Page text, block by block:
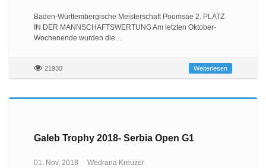
Baden-Württembergische Meisterschaft Poomsae 2. PLATZ
IN DER MANNSCHAFTSWERTUNG Am letzten Oktober-
Wochenende wurden die…
21930 Weiterlesen
Galeb Trophy 2018- Serbia Open G1
01. Nov, 2018 Wedrana Kreuzer